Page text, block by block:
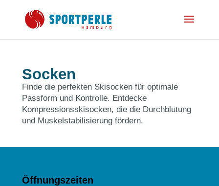
Socken
Finde die perfekten Skisocken für optimale
Passform und Kontrolle. Entdecke
Kompressionsskisocken, die die Durchblutung
und Muskelstabilisierung fördern.
Öffnungszeiten